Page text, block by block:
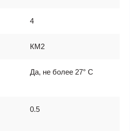
4
КМ2
Да, не более 27° С
0.5